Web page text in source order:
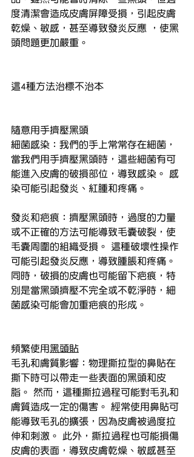
度清潔會造成皮膚屏障受損，引起皮膚
乾燥、敏感，甚至導致發炎反應 ，使黑
頭問題更加嚴重。
這4種方法治標不治本
隨意用手擠壓黑頭
細菌感染：我們的手上常常存在細菌，
當我們用手擠壓黑頭時，這些細菌有可
能進入皮膚的破損部位，導致感染。 感
染可能引起發炎、紅腫和疼痛。
發炎和疤痕：擠壓黑頭時，過度的力量
或不正確的方法可能導致毛囊破裂，使
毛囊周圍的組織受損。 這種破壞性操作
可能引起發炎反應，導致腫脹和疼痛。
同時，破損的皮膚也可能留下疤痕，特
別是當黑頭擠壓不完全或不乾淨時，細
菌感染可能會加重疤痕的形成。
頻繁使用黑頭貼
毛孔和膚質影響：物理撕拉型的鼻貼在
撕下時可以帶走一些表面的黑頭和皮
脂。 然而，這種撕拉過程可能對毛孔和
膚質造成一定的傷害。 經常使用鼻貼可
能導致毛孔的擴張，因為皮膚被過度拉
伸和刺激。 此外，撕拉過程也可能損傷
皮膚的表面，導致皮膚乾燥、敏感甚至